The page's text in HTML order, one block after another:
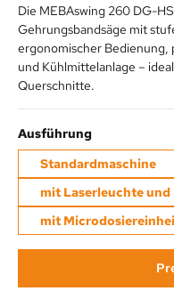
Die MEBAswing 260 DG-
Gehrungsbandsäge mit
ergonomischer Bedienung,
und Kühlmittelanlage –
Querschnitte.
Ausführungauswählen
Standardmaschine
mit Laserleuchte
mit